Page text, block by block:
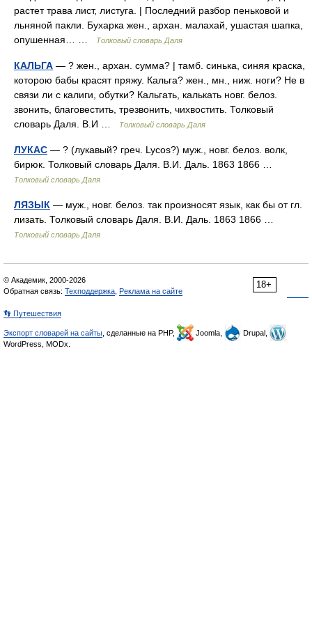
растет трава лист, листуга. | Последний разбор пеньковой и
льняной пакли. Бухарка жен., архан. малахай, ушастая шапка,
опушенная… …
Толковый словарь Даля
КАЛЬГА — ? жен., архан. сумма? | тамб. синька, синяя краска,
которою бабы красят пряжу. Кальга? жен., мн., ниж. ноги? Не в
связи ли с калиги, обутки? Кальгать, калькать новг. белоз.
звонить, благовестить, трезвонить, чихвостить. Толковый
словарь Даля. В.И …
Толковый словарь Даля
ЛУКАС — ? (лукавый? греч. Lycos?) муж., новг. белоз. волк,
бирюк. Толковый словарь Даля. В.И. Даль. 1863 1866 …
Толковый словарь Даля
ЛЯЗЫК — муж., новг. белоз. так произносят язык, как бы от гл.
лизать. Толковый словарь Даля. В.И. Даль. 1863 1866 …
Толковый словарь Даля
18+
© Академик, 2000-2026
Обратная связь: Техподдержка Реклама на сайте
👣 Путешествия
Экспорт словарей на сайты , сделанные на PHP, Joomla,
Drupal,
WordPress, MODx.